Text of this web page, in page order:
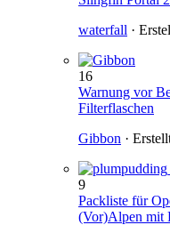
waterfall ·
16
Warnung vor
Filterflaschen
Gibbon ·
9
Packliste für
(Vor)Alpen mit